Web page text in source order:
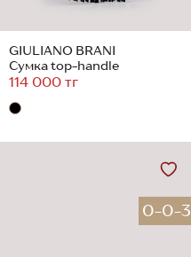
GIULIANO BRANI
Сумка top-handle
114 000 тг
0-0-3